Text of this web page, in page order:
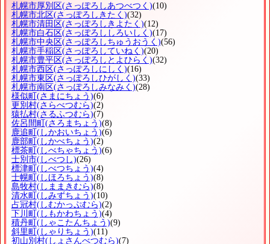
札幌市厚別区(さっぽろしあつべつく)(10)
札幌市北区(さっぽろしきたく)(32)
札幌市清田区(さっぽろしきよたく)(12)
札幌市白石区(さっぽろししろいしく)(17)
札幌市中央区(さっぽろしちゅうおうく)(56)
札幌市手稲区(さっぽろしていねく)(20)
札幌市豊平区(さっぽろしとよひらく)(32)
札幌市西区(さっぽろしにしく)(16)
札幌市東区(さっぽろしひがしく)(33)
札幌市南区(さっぽろしみなみく)(28)
様似町(さまにちょう)(6)
更別村(さらべつむら)(2)
猿払村(さるふつむら)(7)
佐呂間町(さろまちょう)(8)
鹿追町(しかおいちょう)(6)
鹿部町(しかべちょう)(2)
標茶町(しべちゃちょう)(6)
士別市(しべつし)(26)
標津町(しべつちょう)(4)
士幌町(しほろちょう)(8)
島牧村(しままきむら)(8)
清水町(しみずちょう)(10)
占冠村(しむかっぷむら)(2)
下川町(しもかわちょう)(4)
積丹町(しゃこたんちょう)(9)
斜里町(しゃりちょう)(11)
初山別村(しょさんべつむら)(7)